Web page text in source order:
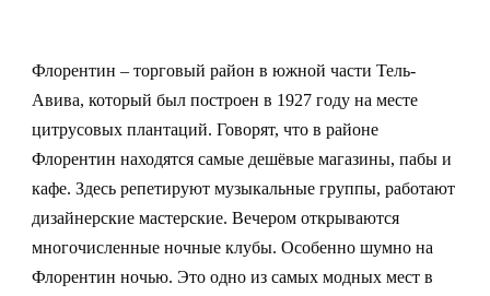
Русский
Флорентин – торговый район в южной части Тель-
Авива, который был построен в 1927 году на месте
цитрусовых плантаций. Говорят, что в районе
Флорентин находятся самые дешёвые магазины, пабы и
кафе. Здесь репетируют музыкальные группы, работают
дизайнерские мастерские. Вечером открываются
многочисленные ночные клубы. Особенно шумно на
Флорентин ночью. Это одно из самых модных мест в